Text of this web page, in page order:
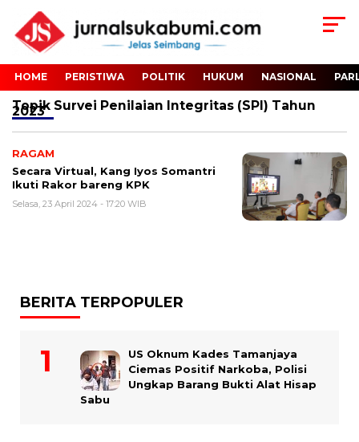
HOME PERISTIWA POLITIK HUKUM NASIONAL
Topik Survei Penilaian Integritas (SPI) Tahun
2023
RAGAM
Secara Virtual, Kang Iyos Somantri
Ikuti Rakor bareng KPK
Selasa, 23 April 2024 - 17:20 WIB
BERITA TERPOPULER
US Oknum Kades Tamanjaya
Ciemas Positif Narkoba, Polisi
Ungkap Barang Bukti Alat Hisap
Sabu